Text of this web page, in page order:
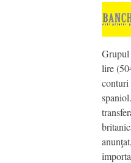
Grupul
lire
conturi